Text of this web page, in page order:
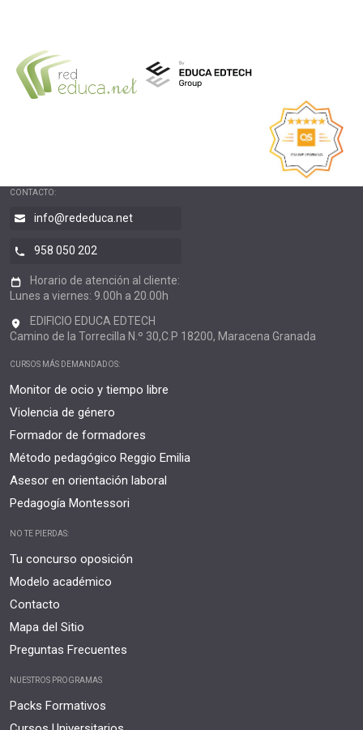
CONTACTO:
info@rededuca.net
958 050 202
Horario de atención al cliente:
Lunes a viernes: 9.00h a 20.00h
EDIFICIO EDUCA EDTECH
Camino de la Torrecilla N.º 30,C.P 18200, Maracena Granada
CURSOS MÁS DEMANDADOS:
Monitor de ocio y tiempo libre
Violencia de género
Formador de formadores
Método pedagógico Reggio Emilia
Asesor en orientación laboral
Pedagogía Montessori
NO TE PIERDAS:
Tu concurso oposición
Modelo académico
Contacto
Mapa del Sitio
Preguntas Frecuentes
NUESTROS PROGRAMAS
Packs Formativos